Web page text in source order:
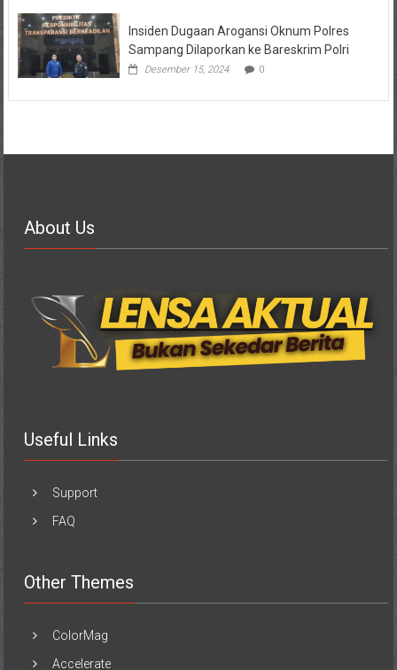
Insiden Dugaan Arogansi Oknum Polres
Sampang Dilaporkan ke Bareskrim Polri
Desember 15, 2024 0
About Us
Useful Links
Support
FAQ
Other Themes
ColorMag
Accelerate